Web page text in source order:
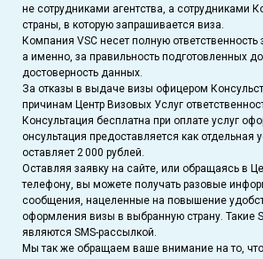
не сотрудниками агентства, а сотрудниками
страны, в которую запрашивается виза.
Компания VSC несет полную ответственность
а именно, за правильность подготовленных
достоверность данных.
За отказы в выдаче визы офицером
причинам Центр Визовых Услуг
Консультация бесплатна при оплате услуг
онсультация предоставляется как отдельная
оставляет 2 000 рублей.
Оставляя заявку на сайте, или обращаясь в
телефону, вы можете получать разовые
сообщения, нацеленные на повышение
оформления визы в выбранную страну. Такие
являются SMS-рассылкой.
Мы так же обращаем ваше внимание на то,